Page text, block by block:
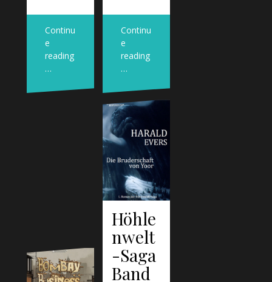
Continu
e
reading
…
Continu
e
reading
…
Höhle
nwelt
-Saga
Band